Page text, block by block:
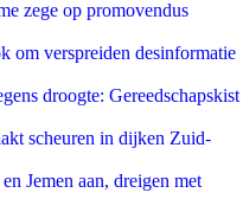
zege op promovendus
om verspreiden desinformatie
droogte: Gereedschapskist
scheuren in dijken Zuid-
Jemen aan, dreigen met